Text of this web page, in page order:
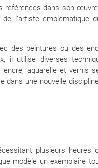
références dans son
l’artiste emblématique
des peintures ou des
il utilise diverses
aquarelle et vernis
dans une nouvelle
plusieurs heures
modèle un exemplaire